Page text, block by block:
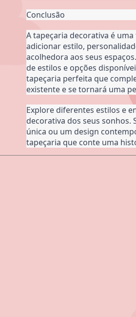
Conclusão
A tapeçaria decorativa é
adicionar estilo,
acolhedora aos seus
de estilos e opções
tapeçaria perfeita que
existente e se tornará uma
Explore diferentes estilos e
decorativa dos seus sonhos.
única ou um design
tapeçaria que conte uma